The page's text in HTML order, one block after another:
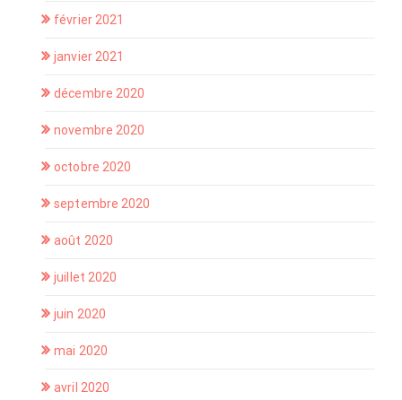
février 2021
janvier 2021
décembre 2020
novembre 2020
octobre 2020
septembre 2020
août 2020
juillet 2020
juin 2020
mai 2020
avril 2020